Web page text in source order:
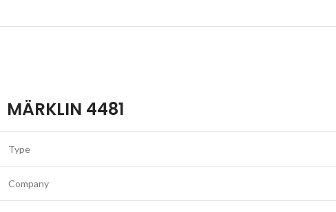
MÄRKLIN 4481
Type
Company